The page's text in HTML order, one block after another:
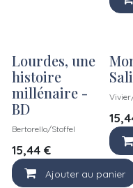
Lourdes, une
histoire
millénaire -
BD
Bertorello/Stoffel
15,44 €
Ajouter au panier